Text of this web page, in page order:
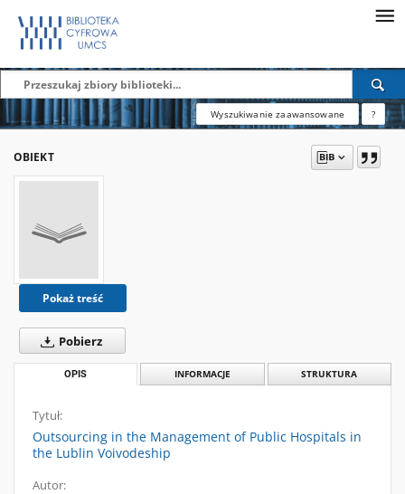
Wyszukiwanie zaawansowane ?
OBIEKT
Pokaż treść
Pobierz
OPIS INFORMACJE STRUKTURA
Tytuł:
Outsourcing in the Management of Public Hospitals in
the Lublin Voivodeship
Autor: